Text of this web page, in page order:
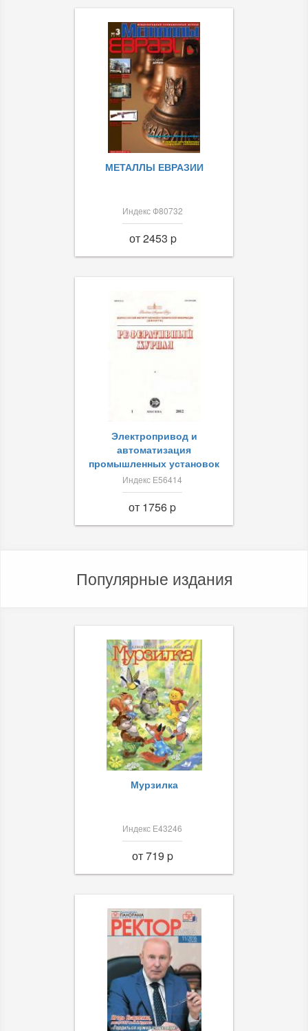
МЕТАЛЛЫ ЕВРАЗИИ
Индекс Ф80732
от 2453 p
Электропривод и
автоматизация
промышленных установок
Индекс Е56414
от 1756 p
Популярные издания
Мурзилка
Индекс Е43246
от 719 p